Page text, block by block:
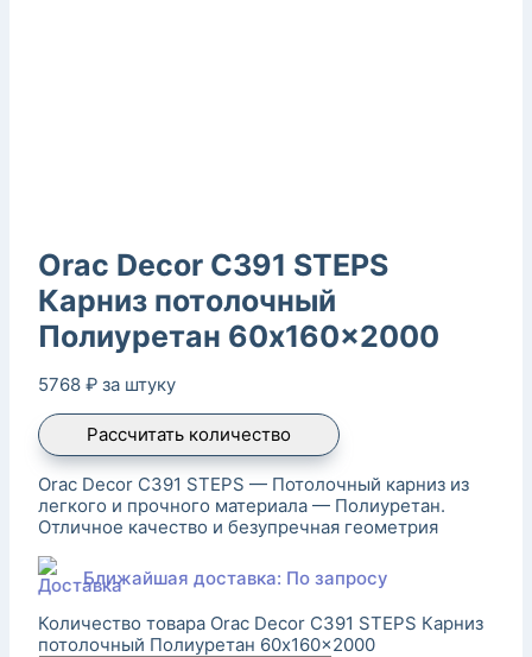
Orac Decor C391 STEPS
Карниз потолочный
Полиуретан 60x160x2000
5768 ₽ за штуку
Рассчитать количество
Orac Decor C391 STEPS — Потолочный карниз из
легкого и прочного материала — Полиуретан.
Отличное качество и безупречная геометрия
Ближайшая доставка: По запросу
Количество товара Orac Decor C391 STEPS Карниз
потолочный Полиуретан 60x160x2000